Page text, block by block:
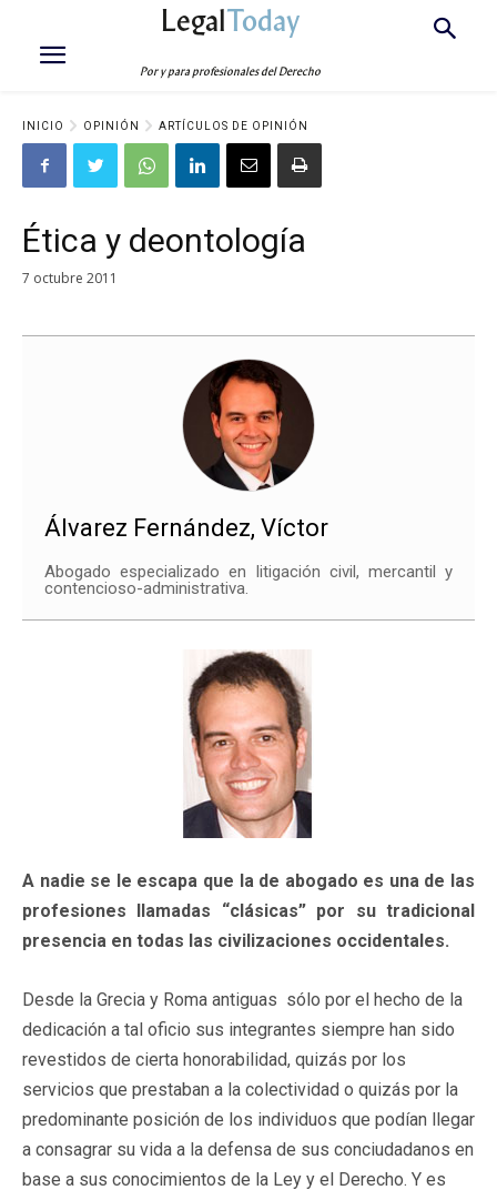
LegalToday
Por y para profesionales del Derecho
INICIO OPINIÓN ARTÍCULOS DE OPINIÓN
Ética y deontología
7 octubre 2011
Álvarez Fernández, Víctor
Abogado especializado en litigación civil, mercantil y
contencioso-administrativa.
A nadie se le escapa que la de abogado es una de las
profesiones llamadas “clásicas” por su tradicional
presencia en todas las civilizaciones occidentales.
Desde la Grecia y Roma antiguas sólo por el hecho de la
dedicación a tal oficio sus integrantes siempre han sido
revestidos de cierta honorabilidad, quizás por los
servicios que prestaban a la colectividad o quizás por la
predominante posición de los individuos que podían llegar
a consagrar su vida a la defensa de sus conciudadanos en
base a sus conocimientos de la Ley y el Derecho. Y es